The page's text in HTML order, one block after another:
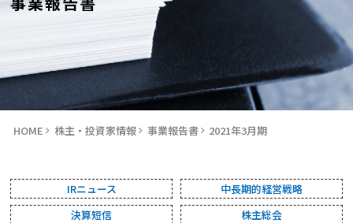
HOME 株主・投資家情報 事業報告書 2021年3月期
IRニュース
中長期的経営戦略
決算短信
株主総会